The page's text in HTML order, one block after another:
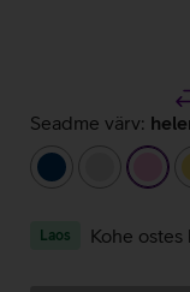
Seadme värv:
tumesininehõbedane
Laos Kohe